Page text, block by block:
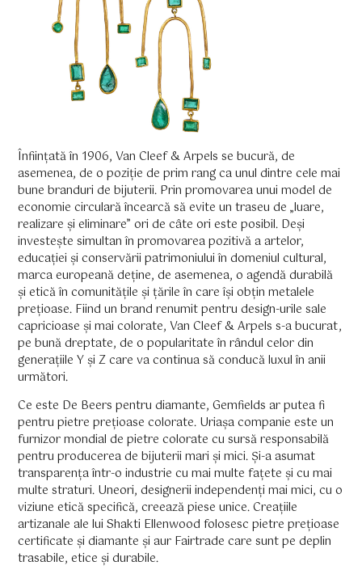
Înființată în 1906, Van Cleef & Arpels se bucură, de
asemenea, de o poziție de prim rang ca unul dintre cele mai
bune branduri de bijuterii. Prin promovarea unui model de
economie circulară încearcă să evite un traseu de „luare,
realizare și eliminare” ori de câte ori este posibil. Deși
investește simultan în promovarea pozitivă a artelor,
educației și conservării patrimoniului în domeniul cultural,
marca europeană deține, de asemenea, o agendă durabilă
și etică în comunitățile și țările în care își obțin metalele
prețioase. Fiind un brand renumit pentru design-urile sale
capricioase și mai colorate, Van Cleef & Arpels s-a bucurat,
pe bună dreptate, de o popularitate în rândul celor din
generațiile Y și Z care va continua să conducă luxul în anii
următori.
Ce este De Beers pentru diamante, Gemfields ar putea fi
pentru pietre prețioase colorate. Uriașa companie este un
furnizor mondial de pietre colorate cu sursă responsabilă
pentru producerea de bijuterii mari și mici. Și-a asumat
transparența într-o industrie cu mai multe fațete și cu mai
multe straturi. Uneori, designerii independenți mai mici, cu o
viziune etică specifică, creează piese unice. Creațiile
artizanale ale lui Shakti Ellenwood folosesc pietre prețioase
certificate și diamante și aur Fairtrade care sunt pe deplin
trasabile, etice și durabile.